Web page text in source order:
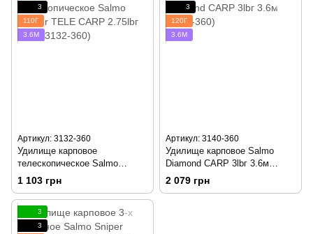
3
110Г
3.6М
Артикул: 3132-360
Удилище карповое
телескопическое Salmo
Blaster TELE CARP 2.75lbг
3.6м (3132-360)
1 103 грн
3
120Г
3.6М
Артикул: 3140-360
Удилище карповое Salmo
Diamond CARP 3lbг 3.6м
(3140-360)
2 079 грн
3
3